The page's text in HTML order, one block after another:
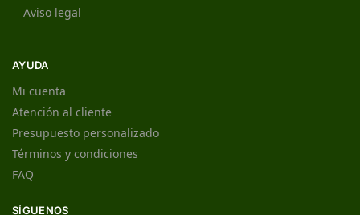
Aviso legal
AYUDA
Mi cuenta
Atención al cliente
Presupuesto personalizado
Términos y condiciones
FAQ
SÍGUENOS